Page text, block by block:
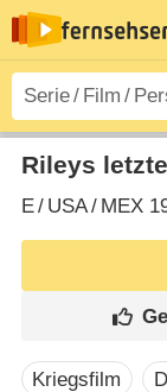
Rileys
E/ USA/ MEX
Kriegsfilm